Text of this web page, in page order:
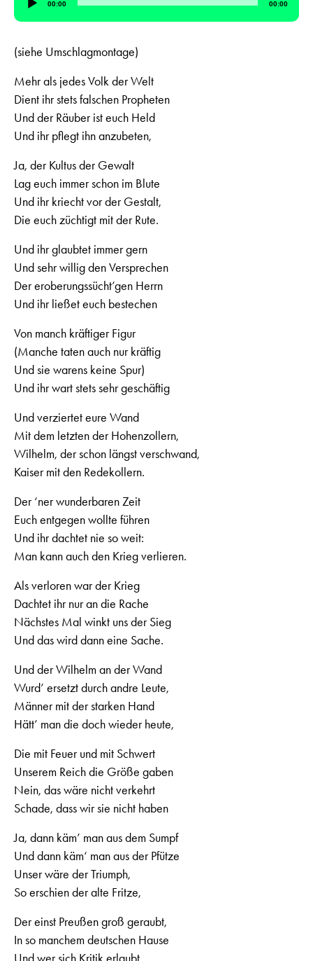
Player
00:00 00:00
(siehe Umschlagmontage)
Mehr als jedes Volk der Welt
Dient ihr stets falschen Propheten
Und der Räuber ist euch Held
Und ihr pflegt ihn anzubeten,
Ja, der Kultus der Gewalt
Lag euch immer schon im Blute
Und ihr kriecht vor der Gestalt,
Die euch züchtigt mit der Rute.
Und ihr glaubtet immer gern
Und sehr willig den Versprechen
Der eroberungssücht’gen Herrn
Und ihr ließet euch bestechen
Von manch kräftiger Figur
(Manche taten auch nur kräftig
Und sie warens keine Spur)
Und ihr wart stets sehr geschäftig
Und verziertet eure Wand
Mit dem letzten der Hohenzollern,
Wilhelm, der schon längst verschwand,
Kaiser mit den Redekollern.
Der ‘ner wunderbaren Zeit
Euch entgegen wollte führen
Und ihr dachtet nie so weit:
Man kann auch den Krieg verlieren.
Als verloren war der Krieg
Dachtet ihr nur an die Rache
Nächstes Mal winkt uns der Sieg
Und das wird dann eine Sache.
Und der Wilhelm an der Wand
Wurd’ ersetzt durch andre Leute,
Männer mit der starken Hand
Hätt’ man die doch wieder heute,
Die mit Feuer und mit Schwert
Unserem Reich die Größe gaben
Nein, das wäre nicht verkehrt
Schade, dass wir sie nicht haben
Ja, dann käm’ man aus dem Sumpf
Und dann käm‘ man aus der Pfütze
Unser wäre der Triumph,
So erschien der alte Fritze,
Der einst Preußen groß geraubt,
In so manchem deutschen Hause